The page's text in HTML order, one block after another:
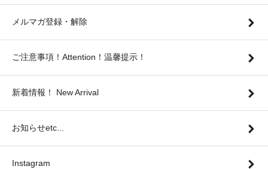
メルマガ登録・解除
ご注意事項！Attention！温馨提示！
新着情報！ New Arrival
お知らせetc...
Instagram